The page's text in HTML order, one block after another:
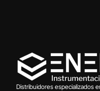
Distribuidores especializados